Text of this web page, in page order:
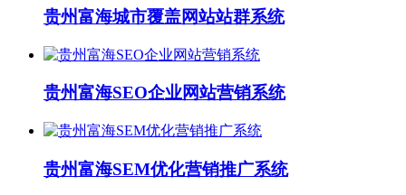
贵州富海城市覆盖网站站群系统
贵州富海SEO企业网站营销系统
贵州富海SEM优化营销推广系统